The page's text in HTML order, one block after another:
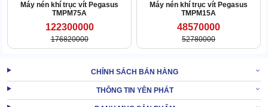
Máy bơm khí Fusheng SA55A/W được thiết kế với hình hộp chữ
Máy nén khí trục vít Pegasus
TMPM75A
122300000
176820000
Máy nén khí trục vít Pegasus
TMPM15A
48570000
52780000
CHÍNH SÁCH BÁN HÀNG
THÔNG TIN YÊN PHÁT